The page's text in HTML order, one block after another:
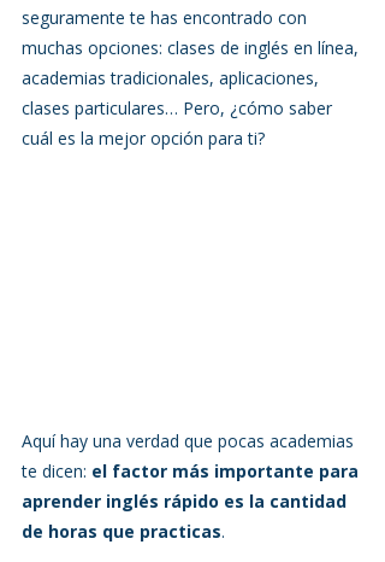
seguramente te has encontrado con
muchas opciones: clases de inglés en línea,
academias tradicionales, aplicaciones,
clases particulares… Pero, ¿cómo saber
cuál es la mejor opción para ti?
Aquí hay una verdad que pocas academias
te dicen: el factor más importante para
aprender inglés rápido es la cantidad
de horas que practicas.